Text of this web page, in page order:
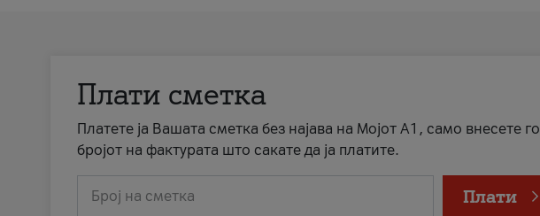
Плати сметка
Платете ја Вашата сметка без најава на Мојот А1, само внесете го
бројот на фактурата што сакате да ја платите.
Број на сметка Плати